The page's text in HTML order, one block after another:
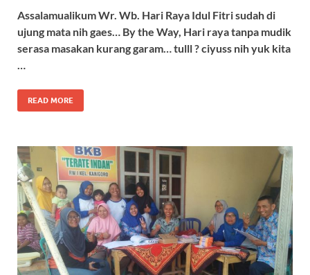
Assalamualikum Wr. Wb. Hari Raya Idul Fitri sudah di
ujung mata nih gaes… By the Way, Hari raya tanpa mudik
serasa masakan kurang garam… tulll ? ciyuss nih yuk kita
…
READ MORE